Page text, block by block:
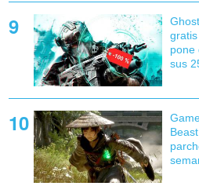
pone
sus